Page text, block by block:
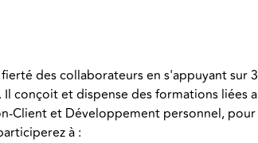
des collaborateurs en s'appuyant sur
conçoit et dispense des formations liées
Client et Développement personnel,
à :